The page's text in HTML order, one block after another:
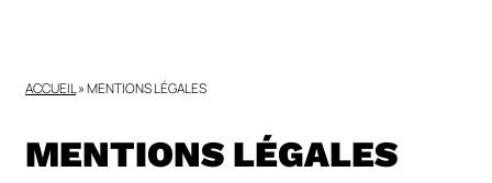
ACCUEIL»MENTIONS LÉGALES
MENTIONS LÉGALES